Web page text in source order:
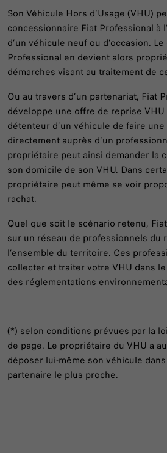
Son Véhicule Hors d’Usage (VHU)
concessionnaire Fiat Professional à
d’un véhicule neuf ou d’occasion.
Professional en devient alors
démarches visant au traitement de
Ou au travers d’un partenariat, Fiat
développe une offre de reprise
détenteur d’un véhicule de faire
directement auprès d’un
propriétaire peut ainsi demander la
son domicile de son VHU. Dans
propriétaire peut même se voir
rachat.
Quel que soit le scénario retenu,
sur un réseau de professionnels du
l’ensemble du territoire. Ces
collecter et traiter votre VHU dans
des réglementations
(*) selon conditions prévues par la
de page. Le propriétaire du VHU a
déposer lui-même son véhicule
partenaire le plus proche.